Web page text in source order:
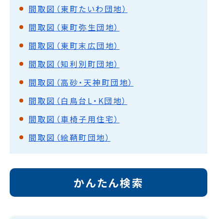
間取図（東町たいわ団地）
間取図（東町弥生団地）
間取図（東町末広団地）
間取図（知利別町団地）
間取図（高砂・天神町団地）
間取図（白鳥台L・K団地）
間取図（車椅子用住宅）
間取図（絵鞆町団地）
かんたん検索